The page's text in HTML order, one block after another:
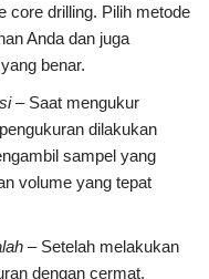
core drilling. Pilih metode
Anda dan juga
benar.
– Saat mengukur
dilakukan
sampel yang
volume yang tepat
– Setelah melakukan
dengan cermat.